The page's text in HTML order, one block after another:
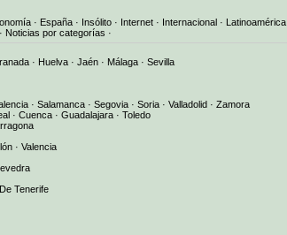
· España · Insólito · Internet · Internacional · Latinoamérica
· Noticias por categorías ·
· Huelva · Jaén · Málaga · Sevilla
· Salamanca · Segovia · Soria · Valladolid · Zamora
· Cuenca · Guadalajara · Toledo
· Valencia
Tenerife